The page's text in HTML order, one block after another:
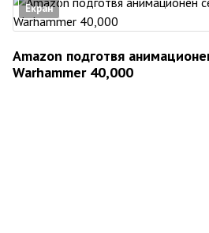
Екран
Amazon подготвя
Warhammer 40,000